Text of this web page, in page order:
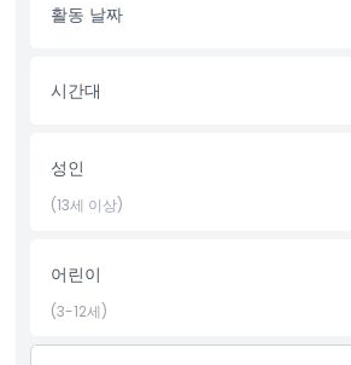
위치
취소 정책
활동 날짜
시간대
성인
(13세 이상)
어린이
(3-12세)